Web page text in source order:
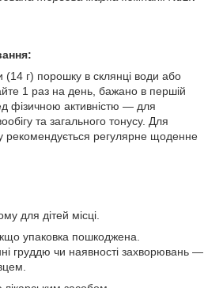
(14 г) порошку в склянці води або
1 раз на день, бажано в першій
фізичною активністю — для
та загального тонусу. Для
рекомендується регулярне щоденне
для дітей місці.
упаковка пошкоджена.
груддю чи наявності захворювань —